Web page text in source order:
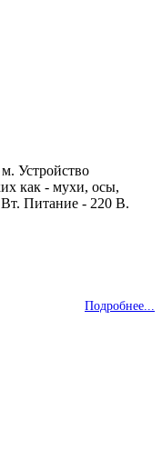
Устройство
как - мухи, осы,
Питание - 220 В.
Подробнее...